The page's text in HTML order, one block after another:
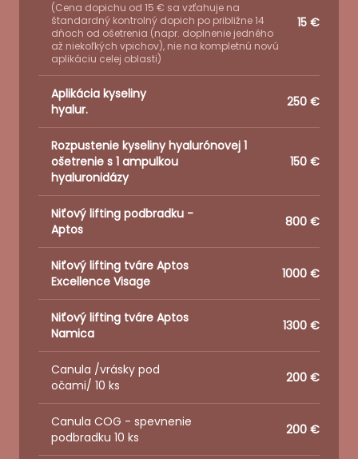
(Cena dopichu od 15 € sa vzťahuje na
štandardný kontrolný dopich po približne 14
dňoch od ošetrenia (napr. doplnenie jedného
až niekoľkých vpichov), nie na kompletnú novú
aplikáciu celej oblasti)
15 €
Aplikácia kyseliny
hyalur.
250 €
Rozpustenie kyseliny hyalurónovej 1
ošetrenie s 1 ampulkou
hyaluronidázy
150 €
Niťový lifting podbradku -
Aptos
800 €
Niťový lifting tváre Aptos
Excellence Visage
1000 €
Niťový lifting tváre Aptos
Namica
1300 €
Canula /vrásky pod
očami/ 10 ks
200 €
Canula COG - spevnenie
podbradku 10 ks
200 €